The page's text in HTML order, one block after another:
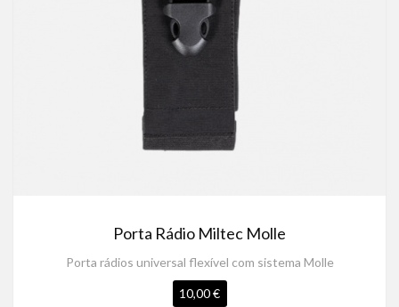
Porta Rádio Miltec Molle
Porta rádios universal flexível com sistema Molle
10,00 €